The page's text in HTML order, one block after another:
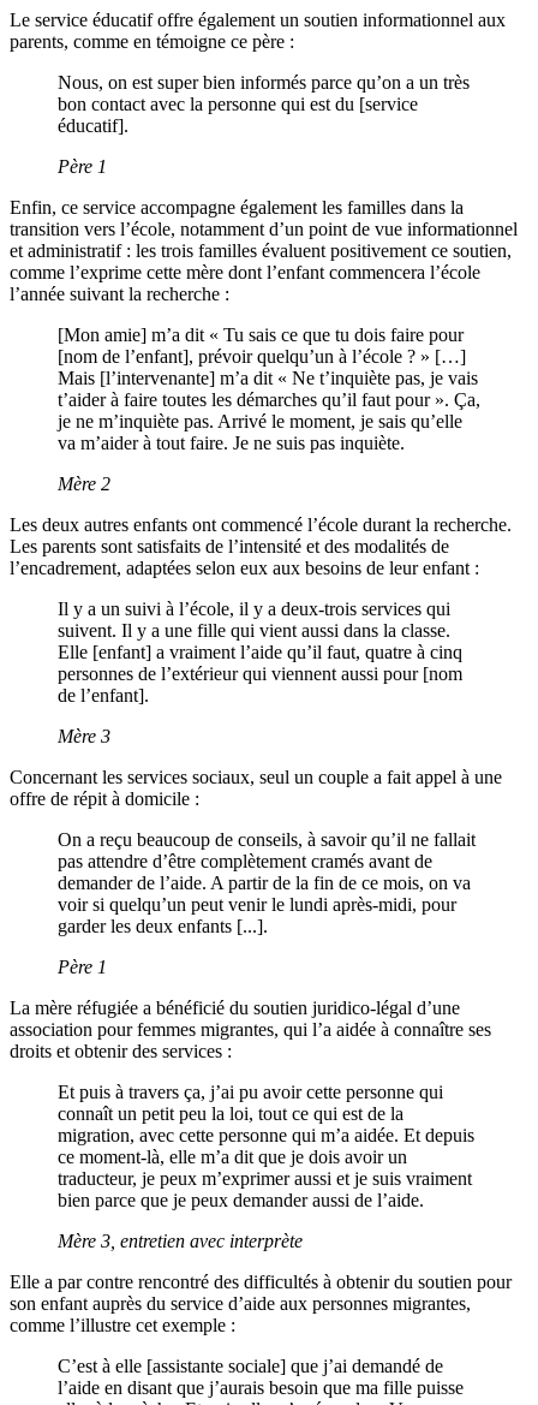
Le service éducatif offre également un soutien informationnel aux
parents, comme en témoigne ce père :
Nous, on est super bien informés parce qu’on a un très
bon contact avec la personne qui est du [service
éducatif].
Père 1
Enfin, ce service accompagne également les familles dans la
transition vers l’école, notamment d’un point de vue informationnel
et administratif : les trois familles évaluent positivement ce soutien,
comme l’exprime cette mère dont l’enfant commencera l’école
l’année suivant la recherche :
[Mon amie] m’a dit « Tu sais ce que tu dois faire pour
[nom de l’enfant], prévoir quelqu’un à l’école ? » […]
Mais [l’intervenante] m’a dit « Ne t’inquiète pas, je vais
t’aider à faire toutes les démarches qu’il faut pour ». Ça,
je ne m’inquiète pas. Arrivé le moment, je sais qu’elle
va m’aider à tout faire. Je ne suis pas inquiète.
Mère 2
Les deux autres enfants ont commencé l’école durant la recherche.
Les parents sont satisfaits de l’intensité et des modalités de
l’encadrement, adaptées selon eux aux besoins de leur enfant :
Il y a un suivi à l’école, il y a deux-trois services qui
suivent. Il y a une fille qui vient aussi dans la classe.
Elle [enfant] a vraiment l’aide qu’il faut, quatre à cinq
personnes de l’extérieur qui viennent aussi pour [nom
de l’enfant].
Mère 3
Concernant les services sociaux, seul un couple a fait appel à une
offre de répit à domicile :
On a reçu beaucoup de conseils, à savoir qu’il ne fallait
pas attendre d’être complètement cramés avant de
demander de l’aide. A partir de la fin de ce mois, on va
voir si quelqu’un peut venir le lundi après-midi, pour
garder les deux enfants [...].
Père 1
La mère réfugiée a bénéficié du soutien juridico-légal d’une
association pour femmes migrantes, qui l’a aidée à connaître ses
droits et obtenir des services :
Et puis à travers ça, j’ai pu avoir cette personne qui
connaît un petit peu la loi, tout ce qui est de la
migration, avec cette personne qui m’a aidée. Et depuis
ce moment-là, elle m’a dit que je dois avoir un
traducteur, je peux m’exprimer aussi et je suis vraiment
bien parce que je peux demander aussi de l’aide.
Mère 3, entretien avec interprète
Elle a par contre rencontré des difficultés à obtenir du soutien pour
son enfant auprès du service d’aide aux personnes migrantes,
comme l’illustre cet exemple :
C’est à elle [assistante sociale] que j’ai demandé de
l’aide en disant que j’aurais besoin que ma fille puisse